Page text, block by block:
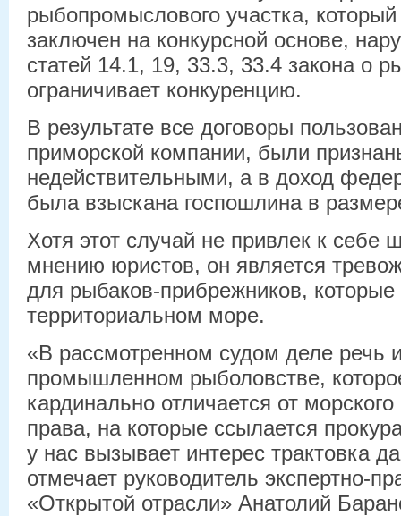
рыбопромыслового участка,
заключен на конкурсной основе,
статей 14.1, 19, 33.3, 33.4 закона о
ограничивает конкуренцию.
В результате все договоры
приморской компании, были
недействительными, а в доход
была взыскана госпошлина в
Хотя этот случай не привлек к себе
мнению юристов, он является
для рыбаков-прибрежников,
территориальном море.
«В рассмотренном судом деле речь
промышленном рыболовстве,
кардинально отличается от
права, на которые ссылается
у нас вызывает интерес трактовка
отмечает руководитель экспертно-
«Открытой отрасли» Анатолий